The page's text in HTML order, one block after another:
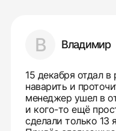
В Владимир
15 декабря отдал
наварить и
менеджер ушел в
и кого-то ещё
сделали только 13